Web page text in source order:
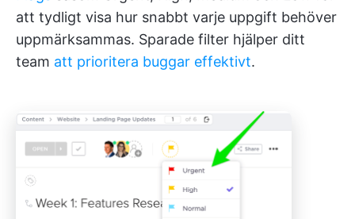
att tydligt visa hur snabbt varje uppgift behöver
uppmärksammas. Sparade filter hjälper ditt
team att prioritera buggar effektivt.